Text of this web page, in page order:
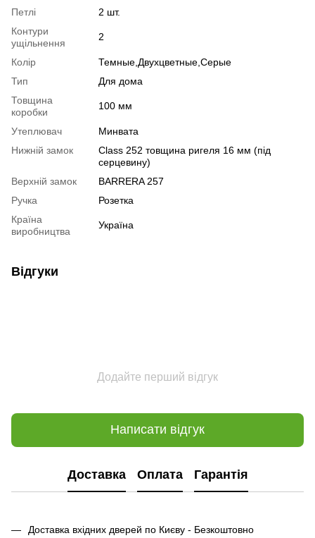
Петлі
2 шт.
Контури
ущільнення
2
Колір
Темные,Двухцветные,Серые
Тип
Для дома
Товщина
коробки
100 мм
Утеплювач
Минвата
Нижній замок
Class 252 товщина ригеля 16 мм (під
серцевину)
Верхній замок
BARRERA 257
Ручка
Розетка
Країна
виробництва
Україна
Відгуки
Додайте перший відгук
Написати відгук
Доставка Оплата Гарантія
Доставка вхідних дверей по Києву - Безкоштовно